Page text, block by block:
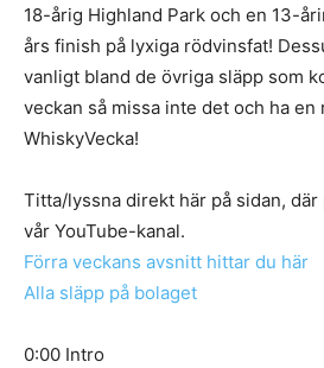
18-årig Highland Park och en 13-
års finish på lyxiga rödvinsfat!
vanligt bland de övriga släpp som
veckan så missa inte det och ha
WhiskyVecka!
Titta/lyssna direkt här på sidan,
vår YouTube-kanal.
Förra veckans avsnitt hittar du här
Alla släpp på bolaget
0:00 Intro